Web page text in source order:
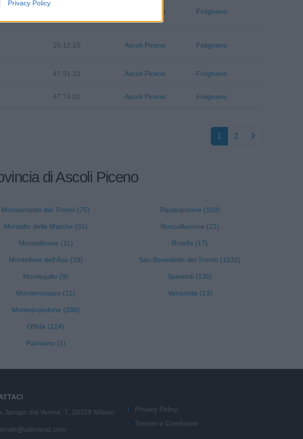
Privacy Policy
Ascoli Piceno Folignano
25.12.10 Ascoli Piceno Folignano
47.91.10 Ascoli Piceno Folignano
47.74.01 Ascoli Piceno Folignano
1 2
di Ascoli Piceno
Monsampolo del Tronto (75)
Montalto delle Marche (31)
Montedinove (11)
Montefiore dell'Aso (39)
Montegallo (9)
Montemonaco (11)
Monteprandone (288)
Offida (124)
Palmiano (1)
Ripatransone (103)
Roccafluvione (21)
Rotella (17)
San Benedetto del Tronto (1532)
Spinetoli (136)
Venarotta (13)
Jacopo dal Verme, 7, 20159 Milano
Privacy Policy
Termini e Condizioni